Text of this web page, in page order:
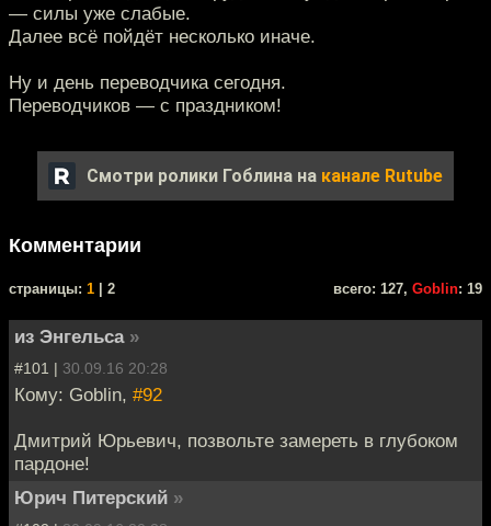
— силы уже слабые.
Далее всё пойдёт несколько иначе.
Ну и день переводчика сегодня.
Переводчиков — с праздником!
Смотри ролики Гоблина на канале Rutube
Комментарии
cтраницы: 1 | 2 всего: 127, Goblin: 19
из Энгельса »
#101 | 30.09.16 20:28
Кому: Goblin, #92
Дмитрий Юрьевич, позвольте замереть в глубоком
пардоне!
Юрич Питерский »